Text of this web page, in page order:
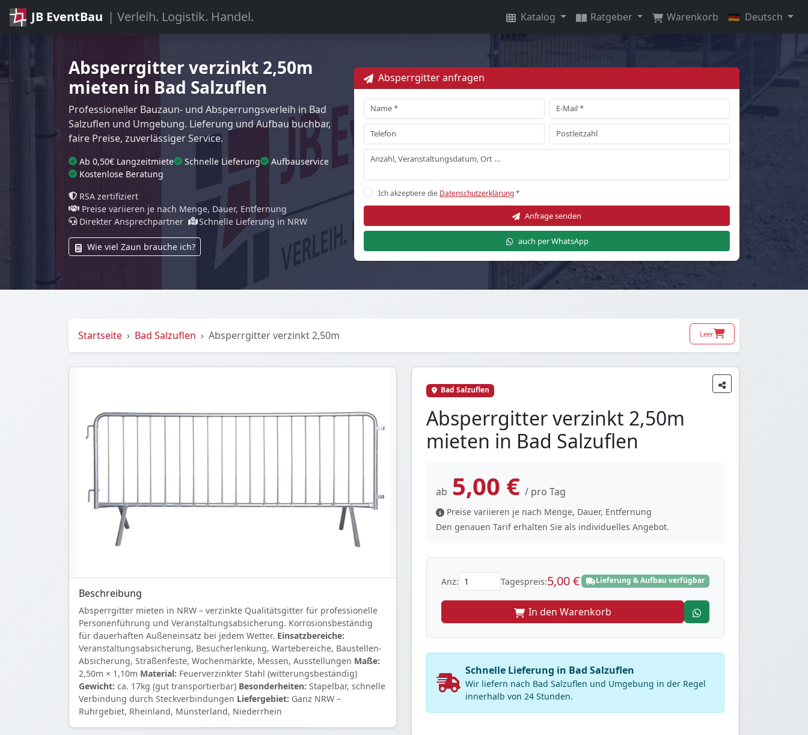
JB EventBau | Verleih. Logistik. Handel. Katalog Ratgeber Warenkorb 🇩🇪 Deutsch
Absperrgitter verzinkt 2,50m
mieten in Bad Salzuflen
Professioneller Bauzaun- und Absperrungsverleih in Bad
Salzuflen und Umgebung. Lieferung und Aufbau buchbar,
faire Preise, zuverlässiger Service.
Ab 0,50€ Langzeitmiete Schnelle Lieferung
Aufbauservice
Kostenlose Beratung
RSA zertifiziert
Preise variieren je nach Menge, Dauer, Entfernung
Direkter Ansprechpartner
Schnelle Lieferung in NRW
Wie viel Zaun brauche ich?
Absperrgitter anfragen
Ich akzeptiere die Datenschutzerklärung*
Anfrage senden
auch per WhatsApp
Leer
Startseite Bad Salzuflen Absperrgitter verzinkt 2,50m
Beschreibung
Absperrgitter mieten in NRW – verzinkte Qualitätsgitter für professionelle
Personenführung und Veranstaltungsabsicherung. Korrosionsbeständig
für dauerhaften Außeneinsatz bei jedem Wetter. Einsatzbereiche:
Veranstaltungsabsicherung, Besucherlenkung, Wartebereiche, Baustellen-
Absicherung, Straßenfeste, Wochenmärkte, Messen, Ausstellungen Maße:
2,50m × 1,10m Material: Feuerverzinkter Stahl (witterungsbeständig)
Gewicht: ca. 17kg (gut transportierbar) Besonderheiten: Stapelbar, schnelle
Verbindung durch Steckverbindungen Liefergebiet: Ganz NRW –
Ruhrgebiet, Rheinland, Münsterland, Niederrhein
Bad Salzuflen
Absperrgitter verzinkt 2,50m
mieten in Bad Salzuflen
ab 5,00 € / pro Tag
Preise variieren je nach Menge, Dauer, Entfernung
Den genauen Tarif erhalten Sie als individuelles Angebot.
Anz: Tagespreis:5,00 € Lieferung & Aufbau verfügbar
In den Warenkorb
Schnelle Lieferung in Bad Salzuflen
Wir liefern nach Bad Salzuflen und Umgebung in der Regel
innerhalb von 24 Stunden.